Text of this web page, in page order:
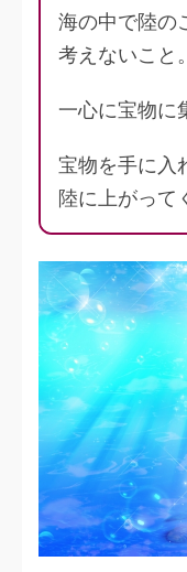
海の中で陸の
考えないこと。
一心に宝物に
宝物を手に入
陸に上がって